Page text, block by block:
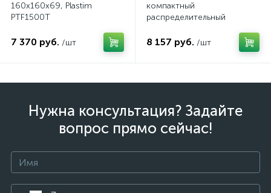
160x160x69, Plastim
PTF1500T
7 370 руб. /шт
компактный
распределительный
8 157 руб. /шт
Нужна консультация? Задайте
вопрос прямо сейчас!